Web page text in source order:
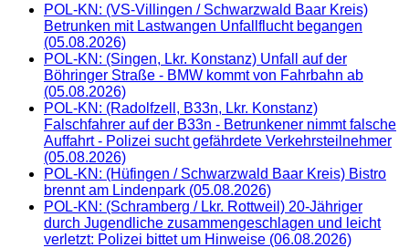
POL-KN: (VS-Villingen / Schwarzwald Baar Kreis)
Betrunken mit Lastwangen Unfallflucht begangen
(05.08.2026)
POL-KN: (Singen, Lkr. Konstanz) Unfall auf der
Böhringer Straße - BMW kommt von Fahrbahn ab
(05.08.2026)
POL-KN: (Radolfzell, B33n, Lkr. Konstanz)
Falschfahrer auf der B33n - Betrunkener nimmt falsche
Auffahrt - Polizei sucht gefährdete Verkehrsteilnehmer
(05.08.2026)
POL-KN: (Hüfingen / Schwarzwald Baar Kreis) Bistro
brennt am Lindenpark (05.08.2026)
POL-KN: (Schramberg / Lkr. Rottweil) 20-Jähriger
durch Jugendliche zusammengeschlagen und leicht
verletzt: Polizei bittet um Hinweise (06.08.2026)